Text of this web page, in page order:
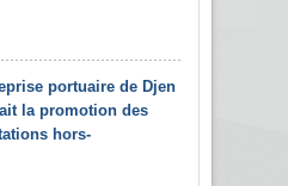
portuaire de Djen
la promotion des
hors-